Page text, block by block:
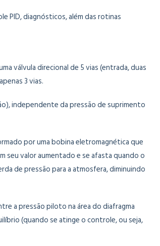
PID, diagnósticos, além das rotinas
válvula direcional de 5 vias (entrada, duas
3 vias.
independente da pressão de suprimento
por uma bobina eletromagnética que
seu valor aumentado e se afasta quando o
de pressão para a atmosfera, diminuindo
a pressão piloto na área do diafragma
(quando se atinge o controle, ou seja,